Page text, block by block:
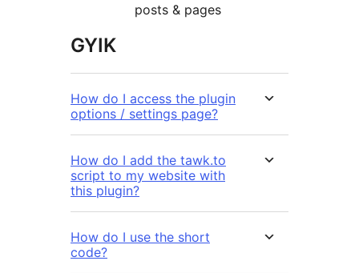
posts & pages
GYIK
How do I access the plugin
options / settings page?
How do I add the tawk.to
script to my website with
this plugin?
How do I use the short
code?